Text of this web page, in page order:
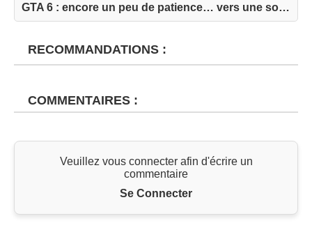
GTA 6 : encore un peu de patience… vers une sort...
RECOMMANDATIONS :
COMMENTAIRES :
Veuillez vous connecter afin d'écrire un
commentaire
Se Connecter